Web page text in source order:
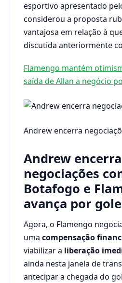
esportivo apresentado
considerou a proposta
vantajosa em relação à
discutida anteriormente
Flamengo mantém
saída de Allan a negócio
Andrew encerra
Andrew encerra
negociações
Botafogo e
avança por
Agora, o Flamengo
uma compensação
viabilizar a liberação
ainda nesta janela de
antecipar a chegada do